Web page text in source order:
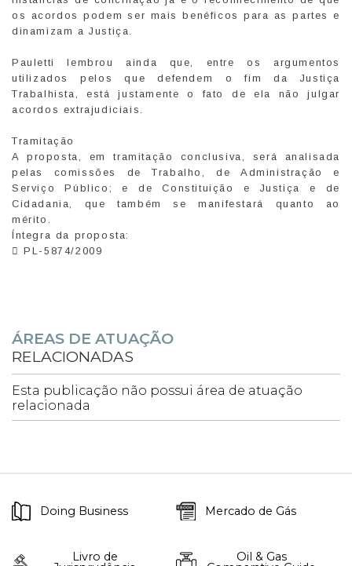
os acordos podem ser mais benéficos para as partes e
dinamizam a Justiça.
Pauletti lembrou ainda que, entre os argumentos
utilizados pelos que defendem o fim da Justiça
Trabalhista, está justamente o fato de ela não julgar
acordos extrajudiciais.
Tramitação
A proposta, em tramitação conclusiva, será analisada
pelas comissões de Trabalho, de Administração e
Serviço Público; e de Constituição e Justiça e de
Cidadania, que também se manifestará quanto ao
mérito.
Íntegra da proposta:
 PL-5874/2009
ÁREAS DE ATUAÇÃO
RELACIONADAS
Esta publicação não possui área de atuação
relacionada
Doing Business Mercado de Gás
Livro de Oil & Gas